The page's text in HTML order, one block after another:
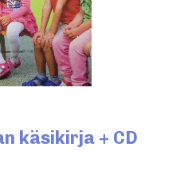
käsikirja + CD